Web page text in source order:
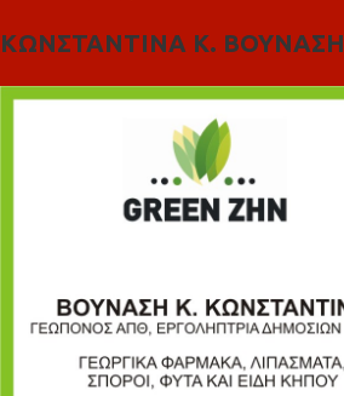
ΚΩΝΣΤΑΝΤΙΝΑ Κ. ΒΟΥΝΑΣΗ